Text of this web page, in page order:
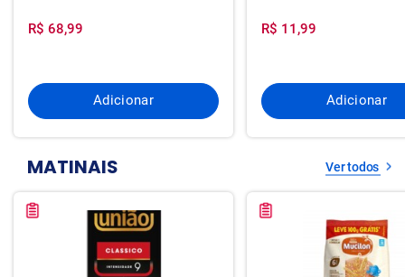
R$ 68,99
Adicionar
R$ 11,99
Adicionar
MATINAIS Ver todos